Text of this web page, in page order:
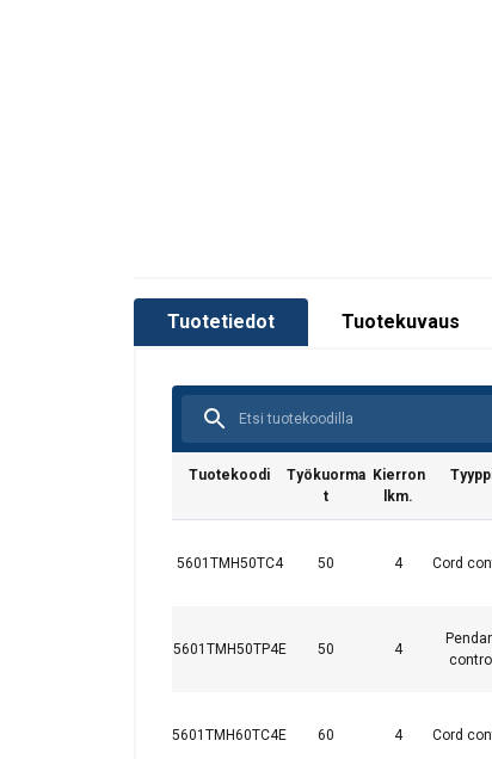
Tuotetiedot Tuotekuvaus
Tuotekoodi
Työkuorma
t
Kierron
lkm.
5601TMH50TC4 50 4 Cord
5601TMH50TP4E 50 4
control
5601TMH60TC4E 60 4 Cord